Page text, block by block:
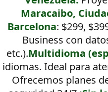
Maracaibo,
Barcelona: $299,
Business con
etc.).Multidioma
idiomas. Ideal para
Ofrecemos planes